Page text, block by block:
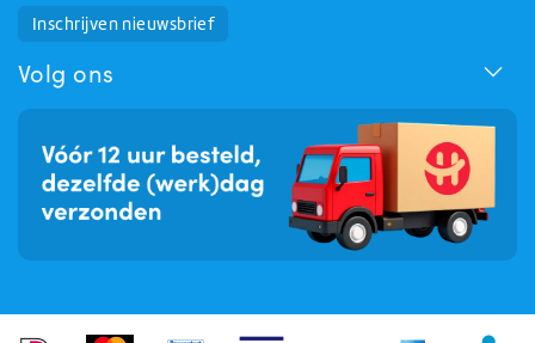
Inschrijven nieuwsbrief
Volg ons